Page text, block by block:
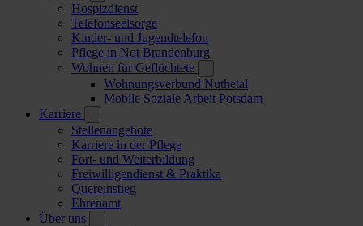
Hospizdienst
Telefonseelsorge
Kinder- und Jugendtelefon
Pflege in Not Brandenburg
Wohnen für Geflüchtete
Wohnungsverbund Nuthetal
Mobile Soziale Arbeit Potsdam
Karriere
Stellenangebote
Karriere in der Pflege
Fort- und Weiterbildung
Freiwilligendienst & Praktika
Quereinstieg
Ehrenamt
Über uns